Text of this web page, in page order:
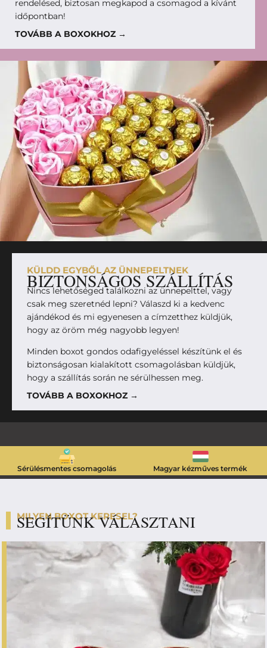
rendelésed, biztosan megkapod a csomagod a kívánt
időpontban!
TOVÁBB A BOXOKHOZ →
KÜLDD EGYBŐL AZ ÜNNEPELTNEK
BIZTONSÁGOS SZÁLLÍTÁS
Nincs lehetőséged találkozni az ünnepelttel, vagy
csak meg szeretnéd lepni? Válaszd ki a kedvenc
ajándékod és mi egyenesen a címzetthez küldjük,
hogy az öröm még nagyobb legyen!
Minden boxot gondos odafigyeléssel készítünk el és
biztonságosan kialakított csomagolásban küldjük,
hogy a szállítás során ne sérülhessen meg.
TOVÁBB A BOXOKHOZ →
Sérülésmentes csomagolás Magyar kézműves termék
MILYEN BOXOT KERESEL?
SEGÍTÜNK VÁLASZTANI